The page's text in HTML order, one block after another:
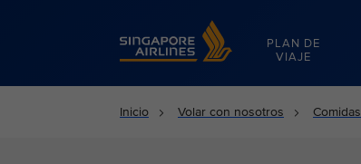
Singapore Airlines Home
PLAN DE
VIAJE
Inicio Volar con nosotros Comidas